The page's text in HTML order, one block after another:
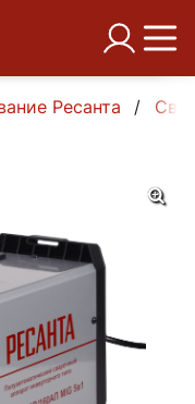
Ресанта